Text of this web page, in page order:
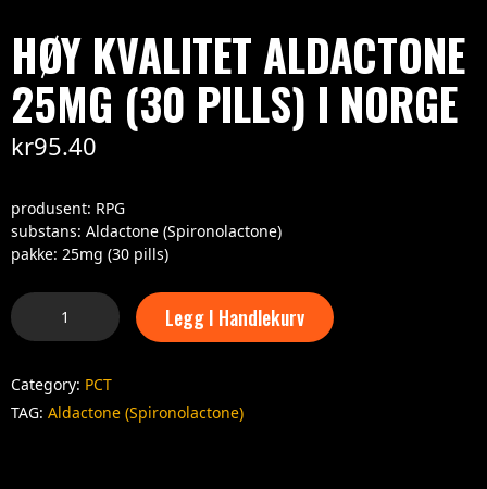
HØY KVALITET ALDACTONE
25MG (30 PILLS) I NORGE
kr95.40
produsent: RPG
substans: Aldactone (Spironolactone)
pakke: 25mg (30 pills)
Legg I Handlekurv
Category: PCT
TAG: Aldactone (Spironolactone)